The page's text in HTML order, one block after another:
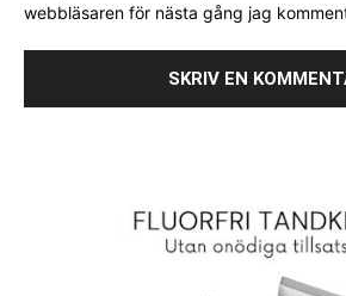
webbläsaren för nästa gång jag